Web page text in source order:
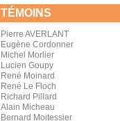
TÉMOINS
Pierre AVERLANT
Eugène Cordonner
Michel Morlier
Lucien Goupy
René Moinard
René Le Floch
Richard Pillard
Alain Micheau
Bernard Moitessier